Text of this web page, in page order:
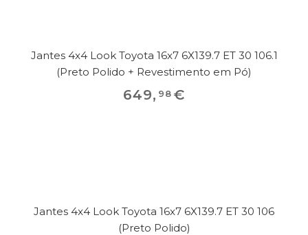
Jantes 4x4 Look Toyota 16x7 6X139.7 ET 30 106.1
(Preto Polido + Revestimento em Pó)
649, 98 €
Jantes 4x4 Look Toyota 16x7 6X139.7 ET 30 106
(Preto Polido)